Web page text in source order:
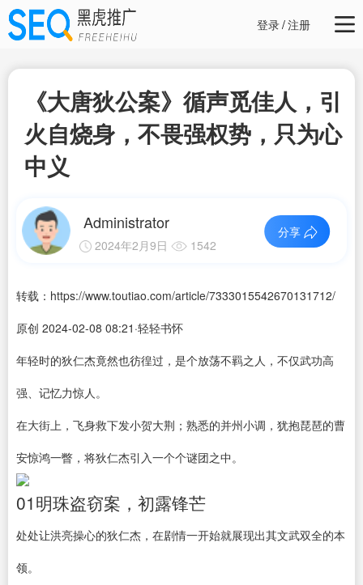
登录/注册
《大唐狄公案》循声觅佳人，引
火自烧身，不畏强权势，只为心
中义
Administrator
2024年2月9日 1542
分享
转载：https://www.toutiao.com/article/7333015542670131712/
原创 2024-02-08 08:21·轻轻书怀
年轻时的狄仁杰竟然也彷徨过，是个放荡不羁之人，不仅武功高
强、记忆力惊人。
在大街上，飞身救下发小贺大荆；熟悉的并州小调，犹抱琵琶的曹
安惊鸿一瞥，将狄仁杰引入一个个谜团之中。
01明珠盗窃案，初露锋芒
处处让洪亮操心的狄仁杰，在剧情一开始就展现出其文武双全的本
领。